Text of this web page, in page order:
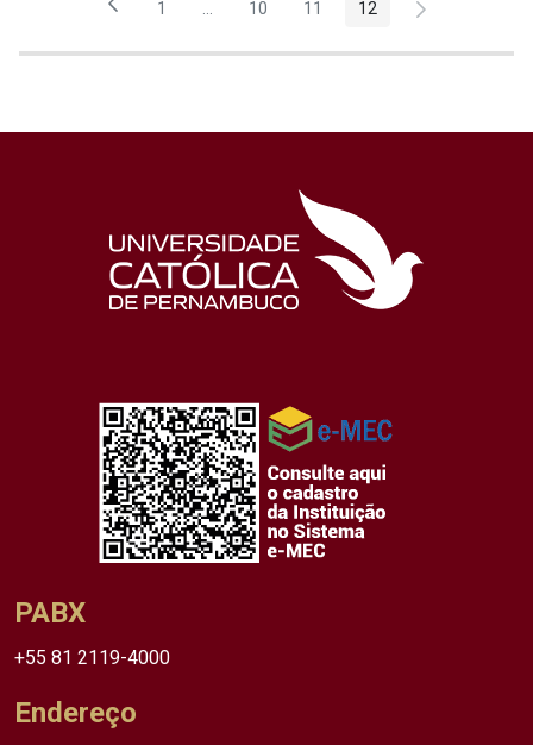
Página
1 ...Páginas intermediárias Usar ABA para
Página
10 Página
11 Página
12
PABX
+55 81 2119-4000
Endereço